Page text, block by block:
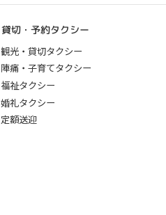
貸切・予約タクシー
観光・貸切タクシー
陣痛・子育てタクシー
福祉タクシー
婚礼タクシー
定額送迎